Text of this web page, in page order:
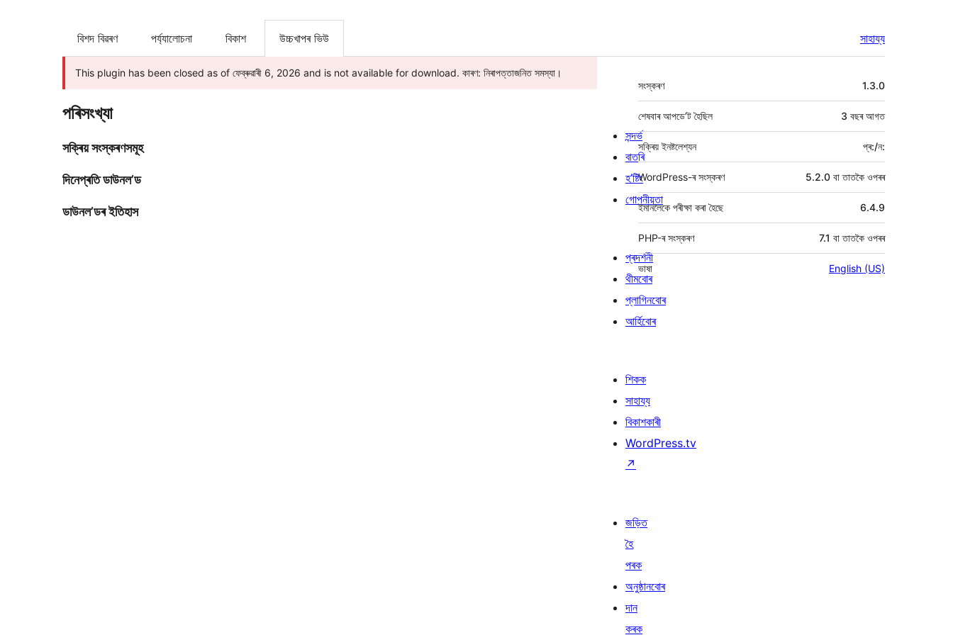
বিশদ বিৱৰণ পৰ্য্যালোচনা বিকাশ উচ্চখাপৰ ভিউ সাহায্য
This plugin has been closed as of ফেব্ৰুৱাৰী 6, 2026 and is not available for download. কাৰণ: নিৰাপত্তাজনিত সমস্যা।
পৰিসংখ্যা
সক্ৰিয় সংস্কৰণসমূহ
দিনেপ্ৰতি ডাউনল’ড
ডাউনল’ডৰ ইতিহাস
মেটা 1.3.0
সংস্কৰণ
3 বছৰআগত
শেষবাৰ আপডে’ট হৈছিল
সক্ৰিয় ইনষ্টলেশ্যন প্ৰ:/ন:
WordPress-ৰ সংস্কৰণ 5.2.0 বা তাতকৈ ওপৰৰ
ইমানলৈকে পৰীক্ষা কৰা হৈছে 6.4.9
PHP-ৰ সংস্কৰণ 7.1 বা তাতকৈ ওপৰৰ
ভাষা English (US)
সন্দৰ্ভ
বাতৰি
হ’ষ্টিং
গোপনীয়তা
প্ৰদৰ্শনী
থীমবোৰ
প্লাগিনবোৰ
আৰ্হিবোৰ
শিকক
সাহায্য
বিকাশকাৰী
WordPress.tv
↗
জড়িত
হৈ
পৰক
অনুষ্ঠানবোৰ
দান
কৰক